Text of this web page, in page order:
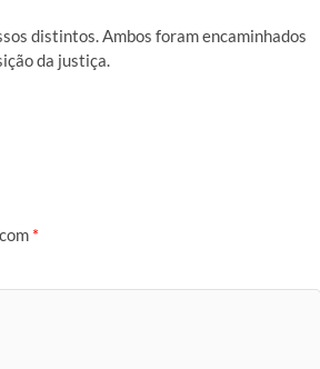
distintos. Ambos foram encaminhados
da justiça.
*